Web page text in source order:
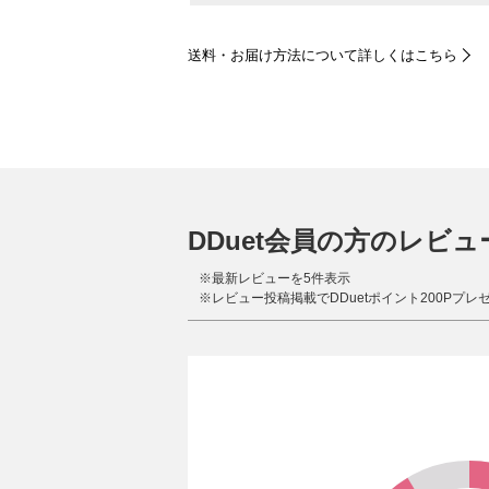
送料・お届け方法について詳しくはこちら
DDuet会員の方のレビュ
※最新レビューを5件表示
※レビュー投稿掲載でDDuetポイント200Pプレ